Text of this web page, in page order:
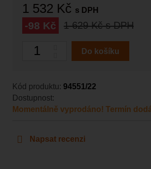
1 532 Kč s DPH
-98 Kč 1 629 Kčs DPH
Počet
Do košíku
Kód produktu: 94551/22
Dostupnost:
Momentálně vyprodáno! Termín
Napsat recenzi